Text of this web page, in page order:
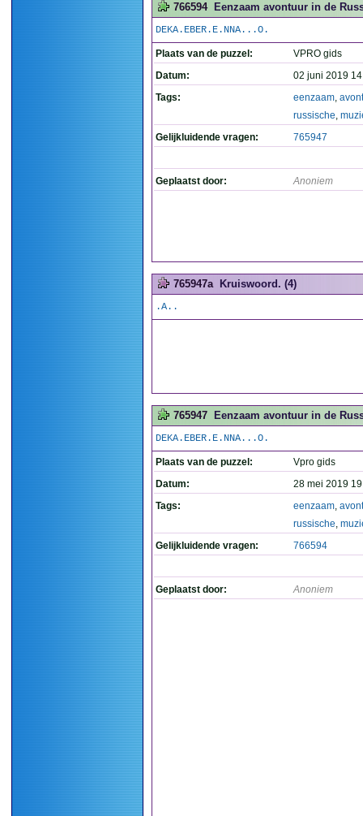
766594 Eenzaam avontuur in de
DEKA.EBER.E.NNA...O.
Plaats van de puzzel:
VPRO gids
Datum:
02 juni 2019
Tags:
eenzaam,
russische,
Gelijkluidende vragen:
765947
Geplaatst door: Anoniem
765947a Kruiswoord. (4)
.A..
765947 Eenzaam avontuur in de
DEKA.EBER.E.NNA...O.
Plaats van de puzzel:
Vpro gids
Datum:
28 mei 2019
Tags:
eenzaam,
russische,
Gelijkluidende vragen:
766594
Geplaatst door: Anoniem